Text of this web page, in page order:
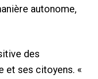
autonome,
des
et ses citoyens. «